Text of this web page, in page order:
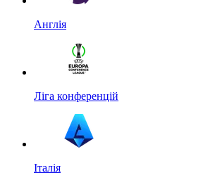
Англія
Ліга конференцій
Італія